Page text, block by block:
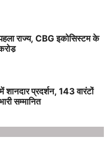
राज्य, CBG इकोसिस्टम के
शानदार प्रदर्शन, 143 वारंटों
सम्मानित